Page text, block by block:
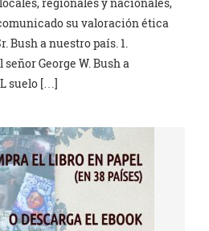
su valoración ética
Bush a nuestro país. 1.
George W. Bush a
suelo […]